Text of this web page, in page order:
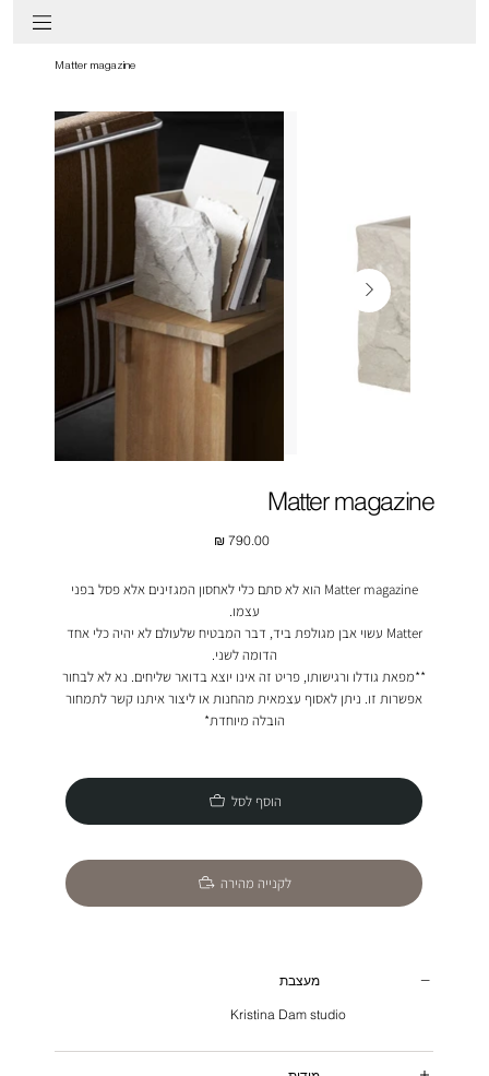
Matter magazine
Matter magazine
מחיר
Matter magazine הוא לא סתם כלי לאחסון המגזינים אלא פסל בפני
עצמו.
Matter עשוי אבן מגולפת ביד, דבר המבטיח שלעולם לא יהיה כלי אחד
הדומה לשני.
**מפאת גודלו ורגישותו, פריט זה אינו יוצא בדואר שליחים. נא לא לבחור
אפשרות זו. ניתן לאסוף עצמאית מהחנות או ליצור איתנו קשר לתמחור
הובלה מיוחדת*
הוסף לסל
לקנייה מהירה
מעצבת
Kristina Dam studio